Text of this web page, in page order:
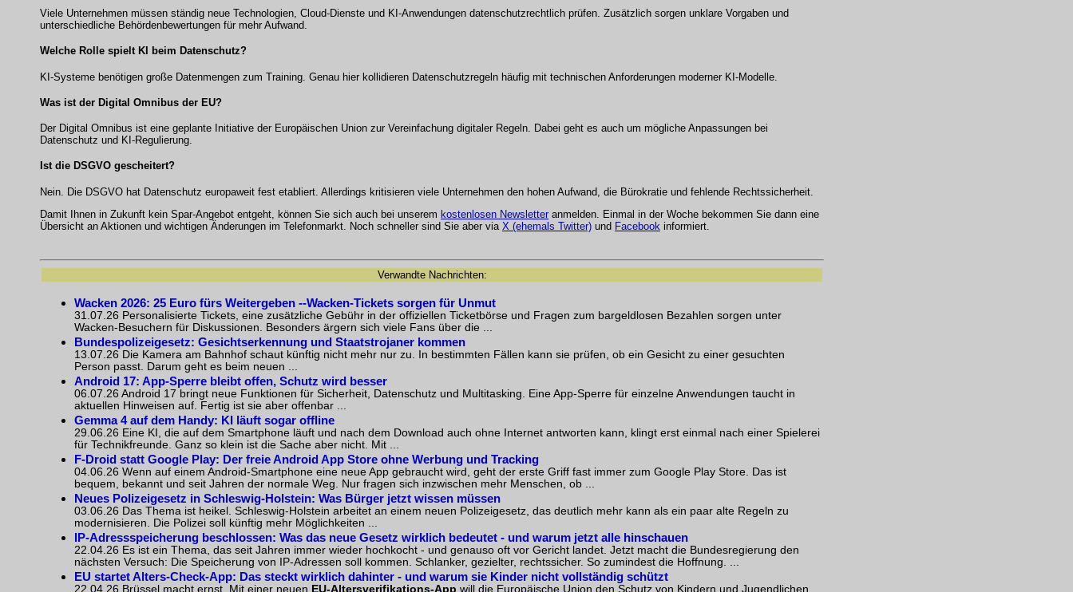
Viele Unternehmen müssen ständig neue Technologien, Cloud-Dienste und KI-Anwendungen datenschutzrechtlich prüfen. Zusätzlich sorgen unklare Vorgaben und
unterschiedliche Behördenbewertungen für mehr Aufwand.
Welche Rolle spielt KI beim Datenschutz?
KI-Systeme benötigen große Datenmengen zum Training. Genau hier kollidieren Datenschutzregeln häufig mit technischen Anforderungen moderner KI-Modelle.
Was ist der Digital Omnibus der EU?
Der Digital Omnibus ist eine geplante Initiative der Europäischen Union zur Vereinfachung digitaler Regeln. Dabei geht es auch um mögliche Anpassungen bei
Datenschutz und KI-Regulierung.
Ist die DSGVO gescheitert?
Nein. Die DSGVO hat Datenschutz europaweit fest etabliert. Allerdings kritisieren viele Unternehmen den hohen Aufwand, die Bürokratie und fehlende Rechtssicherheit.
Damit Ihnen in Zukunft kein Spar-Angebot entgeht, können Sie sich auch bei unserem kostenlosen Newsletter anmelden. Einmal in der Woche bekommen Sie dann eine
Übersicht an Aktionen und wichtigen Änderungen im Telefonmarkt. Noch schneller sind Sie aber via X (ehemals Twitter) und Facebook informiert.
Verwandte Nachrichten:
Wacken 2026: 25 Euro fürs Weitergeben --Wacken-Tickets sorgen für Unmut
31.07.26 Personalisierte Tickets, eine zusätzliche Gebühr in der offiziellen Ticketbörse und Fragen zum bargeldlosen Bezahlen sorgen unter
Wacken-Besuchern für Diskussionen. Besonders ärgern sich viele Fans über die ...
Bundespolizeigesetz: Gesichtserkennung und Staatstrojaner kommen
13.07.26 Die Kamera am Bahnhof schaut künftig nicht mehr nur zu. In bestimmten Fällen kann sie prüfen, ob ein Gesicht zu einer gesuchten
Person passt. Darum geht es beim neuen ...
Android 17: App-Sperre bleibt offen, Schutz wird besser
06.07.26 Android 17 bringt neue Funktionen für Sicherheit, Datenschutz und Multitasking. Eine App-Sperre für einzelne Anwendungen taucht in
aktuellen Hinweisen auf. Fertig ist sie aber offenbar ...
Gemma 4 auf dem Handy: KI läuft sogar offline
29.06.26 Eine KI, die auf dem Smartphone läuft und nach dem Download auch ohne Internet antworten kann, klingt erst einmal nach einer Spielerei
für Technikfreunde. Ganz so klein ist die Sache aber nicht. Mit ...
F-Droid statt Google Play: Der freie Android App Store ohne Werbung und Tracking
04.06.26 Wenn auf einem Android-Smartphone eine neue App gebraucht wird, geht der erste Griff fast immer zum Google Play Store. Das ist
bequem, bekannt und seit Jahren der normale Weg. Nur fragen sich inzwischen mehr Menschen, ob ...
Neues Polizeigesetz in Schleswig-Holstein: Was Bürger jetzt wissen müssen
03.06.26 Das Thema ist heikel. Schleswig-Holstein arbeitet an einem neuen Polizeigesetz, das deutlich mehr kann als ein paar alte Regeln zu
modernisieren. Die Polizei soll künftig mehr Möglichkeiten ...
IP-Adressspeicherung beschlossen: Was das neue Gesetz wirklich bedeutet - und warum jetzt alle hinschauen
22.04.26 Es ist ein Thema, das seit Jahren immer wieder hochkocht - und genauso oft vor Gericht landet. Jetzt macht die Bundesregierung den
nächsten Versuch: Die Speicherung von IP-Adressen soll kommen. Schlanker, gezielter, rechtssicher. So zumindest die Hoffnung. ...
EU startet Alters-Check-App: Das steckt wirklich dahinter - und warum sie Kinder nicht vollständig schützt
22.04.26 Brüssel macht ernst. Mit einer neuen EU-Altersverifikations-App will die Europäische Union den Schutz von Kindern und Jugendlichen